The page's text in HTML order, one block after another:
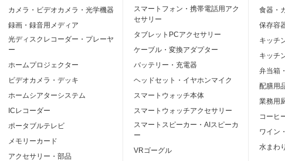
カメラ・ビデオカメラ・光学機器
録画・録音用メディア
光ディスクレコーダー・プレーヤ
ー
ホームプロジェクター
ビデオカメラ・デッキ
ホームシアターシステム
ICレコーダー
ポータブルテレビ
メモリーカード
アクセサリー・部品
スマートフォン・携帯電話用アク
セサリー
タブレットPCアクセサリー
ケーブル・変換アダプター
バッテリー・充電器
ヘッドセット・イヤホンマイク
スマートウォッチ本体
スマートウォッチアクセサリー
スマートスピーカー・AIスピーカ
ー
VRゴーグル
食器・
保存容
キッチ
キッチ
弁当箱
配膳用
業務用
コーヒ
ワイン
水まわ